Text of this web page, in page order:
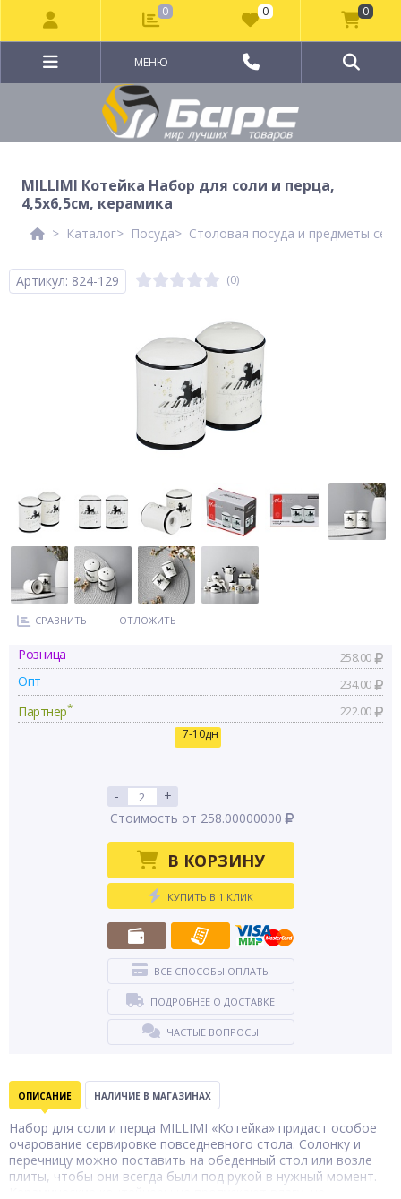
МЕНЮ
MILLIMI Котейка Набор для соли и перца,
4,5х6,5см, керамика
Каталог Посуда Столовая посуда и предметы
Артикул: 824-129 (0)
СРАВНИТЬ ОТЛОЖИТЬ
Розница 258.00
Опт 234.00
Партнер* 222.00
7-10дн
-
+
Стоимость от 258.00000000
В КОРЗИНУ
КУПИТЬ В 1 КЛИК
ВСЕ СПОСОБЫ ОПЛАТЫ
ПОДРОБНЕЕ О ДОСТАВКЕ
ЧАСТЫЕ ВОПРОСЫ
ОПИСАНИЕ НАЛИЧИЕ В МАГАЗИНАХ
Набор для соли и перца MILLIMI «Котейка» придаст особое
очарование сервировке повседневного стола. Солонку и
перечницу можно поставить на обеденный стол или возле
плиты, чтобы они всегда были под рукой в нужный момент.
0 0 0